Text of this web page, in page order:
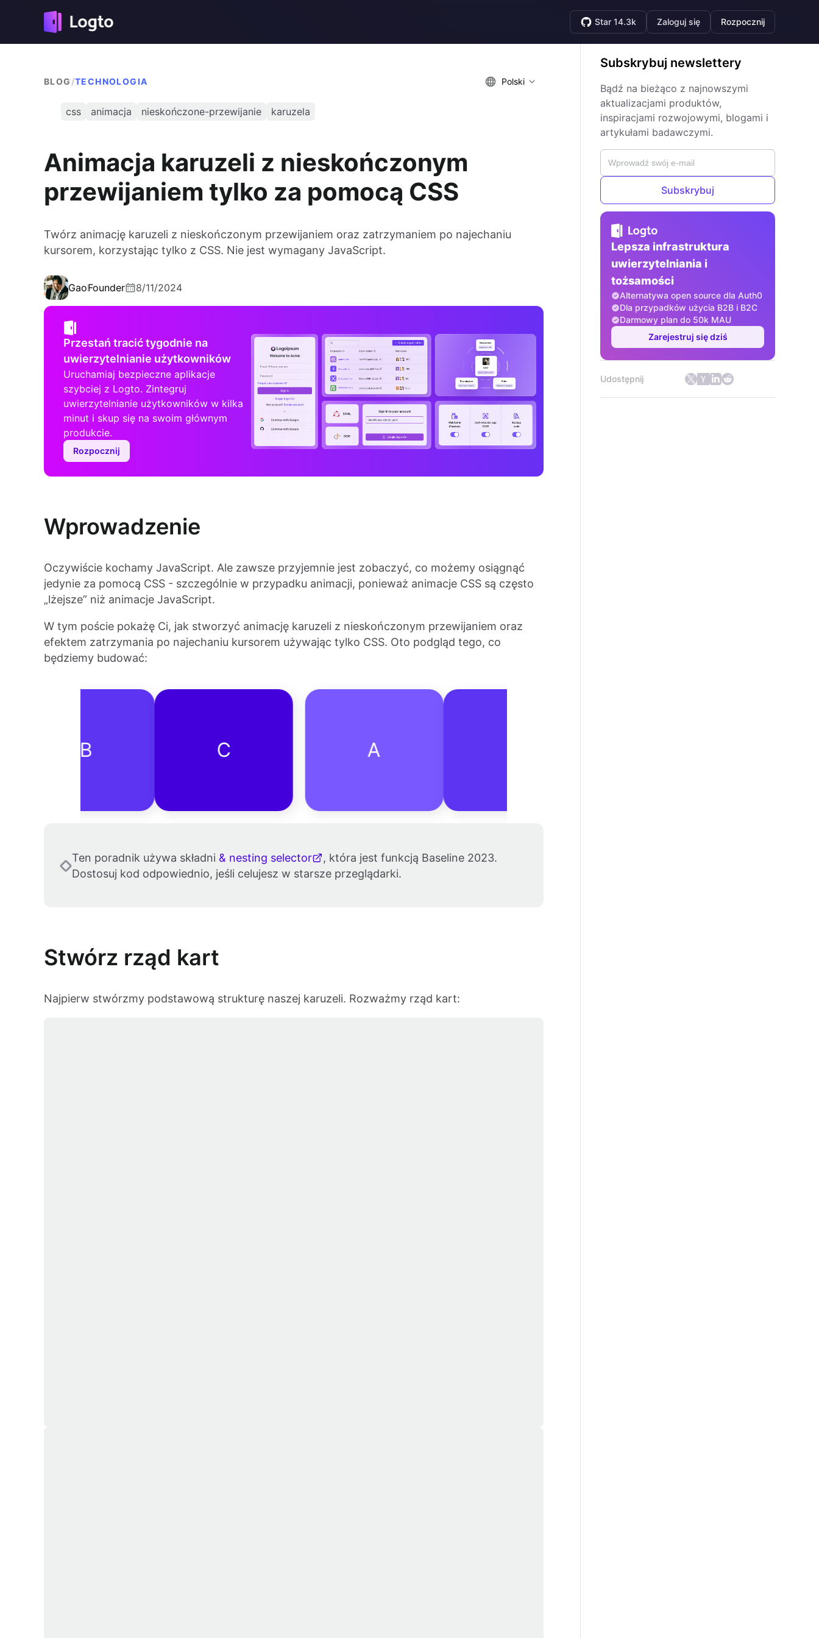
Star 14.3k Zaloguj się Rozpocznij
BLOG /TECHNOLOGIA Polski
css animacja nieskończone-przewijanie karuzela
Animacja karuzeli z nieskończonym
przewijaniem tylko za pomocą CSS
Twórz animację karuzeli z nieskończonym przewijaniem oraz zatrzymaniem po najechaniu
kursorem, korzystając tylko z CSS. Nie jest wymagany JavaScript.
GaoFounder 8/11/2024
Przestań tracić tygodnie na
uwierzytelnianie użytkowników
Uruchamiaj bezpieczne aplikacje
szybciej z Logto. Zintegruj
uwierzytelnianie użytkowników w kilka
minut i skup się na swoim głównym
produkcie.
Rozpocznij
Wprowadzenie
Oczywiście kochamy JavaScript. Ale zawsze przyjemnie jest zobaczyć, co możemy osiągnąć
jedynie za pomocą CSS - szczególnie w przypadku animacji, ponieważ animacje CSS są często
„lżejsze” niż animacje JavaScript.
W tym poście pokażę Ci, jak stworzyć animację karuzeli z nieskończonym przewijaniem oraz
efektem zatrzymania po najechaniu kursorem używając tylko CSS. Oto podgląd tego, co
będziemy budować:
Ten poradnik używa składni & nesting selector
, która jest funkcją Baseline 2023.
Dostosuj kod odpowiednio, jeśli celujesz w starsze przeglądarki.
Stwórz rząd kart
Najpierw stwórzmy podstawową strukturę naszej karuzeli. Rozważmy rząd kart:
Subskrybuj newslettery
Bądź na bieżąco z najnowszymi
aktualizacjami produktów,
inspiracjami rozwojowymi, blogami i
artykułami badawczymi.
Subskrybuj
Lepsza infrastruktura
uwierzytelniania i
tożsamości
Alternatywa open source dla Auth0
Dla przypadków użycia B2B i B2C
Darmowy plan do 50k MAU
Zarejestruj się dziś
Udostępnij